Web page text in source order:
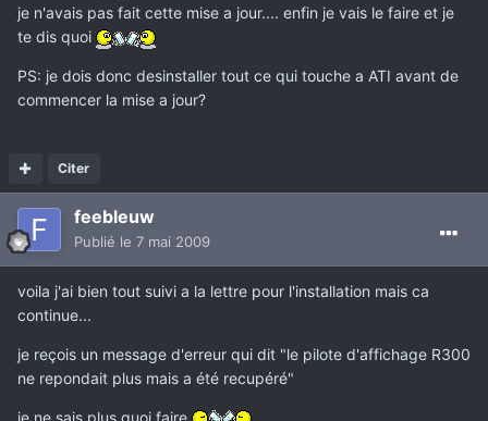
je n'avais pas fait cette mise a jour.... enfin je vais le faire et je
te dis quoi
PS: je dois donc desinstaller tout ce qui touche a ATI avant de
commencer la mise a jour?
Citer
feebleuw
Publié le 7 mai 2009
voila j'ai bien tout suivi a la lettre pour l'installation mais ca
continue...
je reçois un message d'erreur qui dit "le pilote d'affichage R300
ne repondait plus mais a été recupéré"